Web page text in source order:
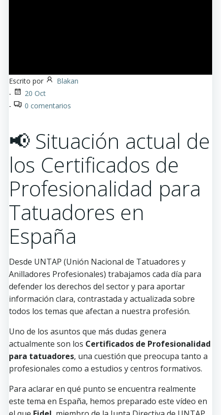
Escrito por
Blakan
-
20 Oct
-
0 comentarios
📢 Situación actual de
los Certificados de
Profesionalidad para
Tatuadores en
España
Desde UNTAP (Unión Nacional de Tatuadores y
Anilladores Profesionales) trabajamos cada día para
defender los derechos del sector y para aportar
información clara, contrastada y actualizada sobre
todos los temas que afectan a nuestra profesión.
Uno de los asuntos que más dudas genera
actualmente son los Certificados de Profesionalidad
para tatuadores, una cuestión que preocupa tanto a
profesionales como a estudios y centros formativos.
Para aclarar en qué punto se encuentra realmente
este tema en España, hemos preparado este vídeo en